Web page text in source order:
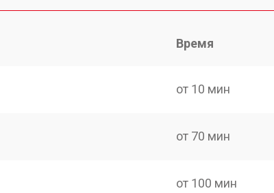
Время
от 10 мин
от 70 мин
от 100 мин